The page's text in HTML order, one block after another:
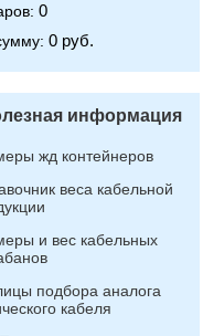
0
0 руб.
информация
жд контейнеров
веса кабельной
и вес кабельных
подбора аналога
кабеля